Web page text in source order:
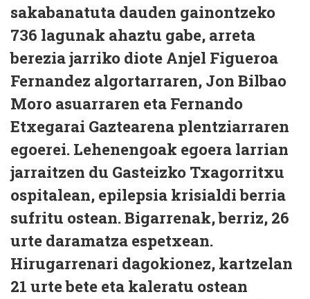
sakabanatuta dauden gainontzeko
736 lagunak ahaztu gabe, arreta
berezia jarriko diote Anjel Figueroa
Fernandez algortarraren, Jon Bilbao
Moro asuarraren eta Fernando
Etxegarai Gaztearena plentziarraren
egoerei. Lehenengoak egoera larrian
jarraitzen du Gasteizko Txagorritxu
ospitalean, epilepsia krisialdi berria
sufritu ostean. Bigarrenak, berriz, 26
urte daramatza espetxean.
Hirugarrenari dagokionez, kartzelan
21 urte bete eta kaleratu ostean